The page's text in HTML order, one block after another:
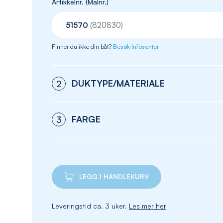
Artikkelnr. (Malnr.)
Finner du ikke din båt? Besøk Infosenter
51570 (820830)
2 DUKTYPE/MATERIALE
3 FARGE
LEGG I HANDLEKURV
Leveringstid ca. 3 uker. Les mer her